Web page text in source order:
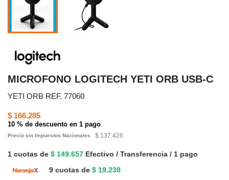
MICROFONO LOGITECH YETI ORB USB-C
YETI ORB REF. 77060
$ 166.285
10 % de descuento en 1 pago
Precio sin Impuestos Nacionales $ 137.426
1 cuotas de $ 149.657 Efectivo / Transferencia / 1 pago
9 cuotas de $ 19.238